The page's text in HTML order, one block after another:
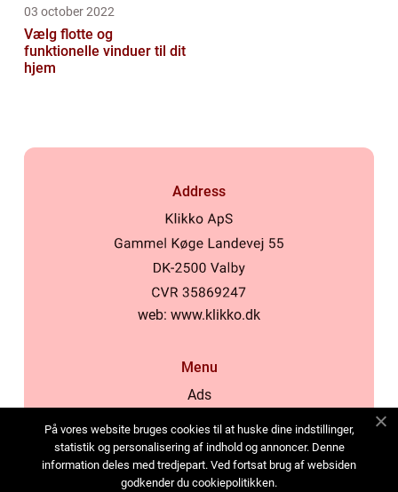
03 october 2022
Vælg flotte og
funktionelle vinduer til dit
hjem
Address
web: www.klikko.dk
Menu
Ads
Cookies
Contact
På vores website bruges cookies til at huske dine indstillinger,
statistik og personalisering af indhold og annoncer. Denne
information deles med tredjepart. Ved fortsat brug af websiden
godkender du cookiepolitikken.